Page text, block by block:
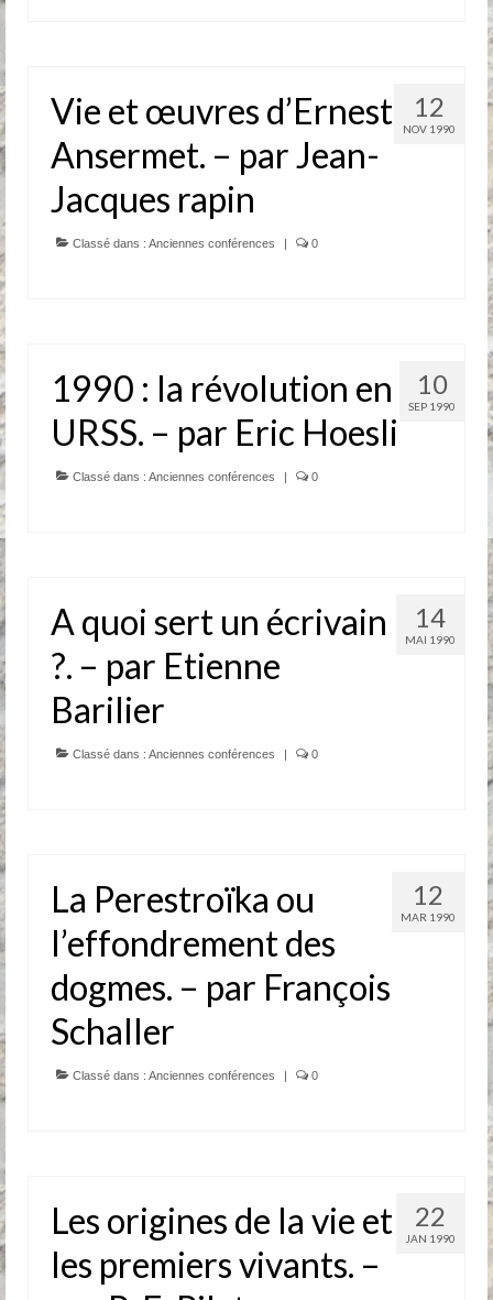
12
NOV 1990
Vie et œuvres d’Ernest
Ansermet. – par Jean-
Jacques rapin
Classé dans : Anciennes conférences 0
10
SEP 1990
1990 : la révolution en
URSS. – par Eric Hoesli
Classé dans : Anciennes conférences 0
14
MAI 1990
A quoi sert un écrivain
?. – par Etienne
Barilier
Classé dans : Anciennes conférences 0
12
MAR 1990
La Perestroïka ou
l’effondrement des
dogmes. – par François
Schaller
Classé dans : Anciennes conférences 0
22
JAN 1990
Les origines de la vie et
les premiers vivants. –